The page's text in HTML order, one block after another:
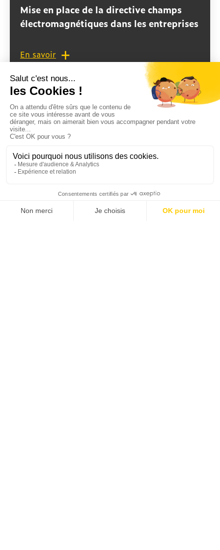
Mise en place de la directive champs
électromagnétiques dans les entreprises
En savoir
WORKSHOP
Du 23/02/2017 au 24/02/2017